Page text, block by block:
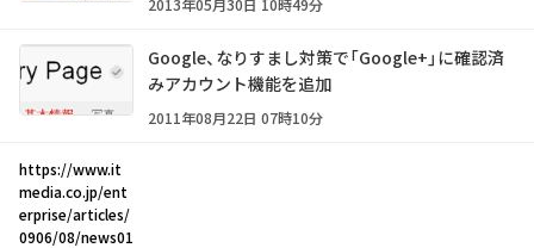
2013年05月30日 10時49分
Google、なりすまし対策で「Google+」に確認済
みアカウント機能を追加
2011年08月22日 07時10分
https://www.it
media.co.jp/ent
erprise/articles/
0906/08/news01